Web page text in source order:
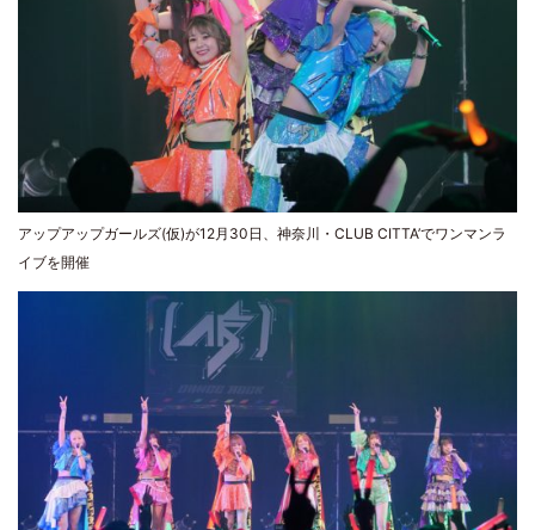
アップアップガールズ(仮)が12月30日、神奈川・CLUB CITTA’でワンマンラ
イブを開催